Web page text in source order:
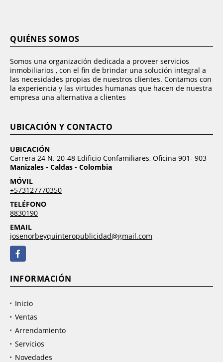
QUIÉNES SOMOS
Somos una organización dedicada a proveer servicios
inmobiliarios , con el fin de brindar una solución integral a
las necesidades propias de nuestros clientes. Contamos con
la experiencia y las virtudes humanas que hacen de nuestra
empresa una alternativa a clientes
UBICACIÓN
Carrera 24 N. 20-48 Edificio Confamiliares, Oficina 901- 903
Manizales - Caldas - Colombia
MÓVIL
+573127770350
TELÉFONO
8830190
EMAIL
josenorbeyquinteropublicidad@gmail.com
Facebook
Inicio
Ventas
Arrendamiento
Servicios